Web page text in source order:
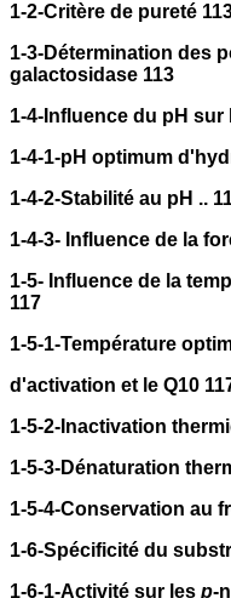
1-2-Critère de pureté
1-3-Détermination des
galactosidase 113
1-4-Influence du pH sur
1-4-1-pH optimum
1-4-2-Stabilité au pH ..
1-4-3- Influence de la
1-5- Influence de la
117
1-5-1-Température
d'activation et le Q10
1-5-2-Inactivation
1-5-3-Dénaturation
1-5-4-Conservation au
1-6-Spécificité du
1-6-1-Activité sur les p-